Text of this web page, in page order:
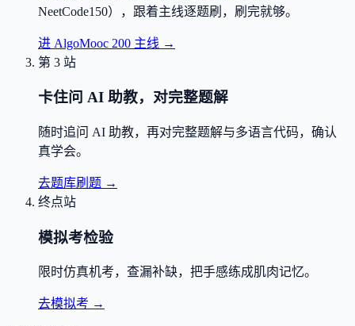
NeetCode150），跟着主线逐题刷，刷完就够。
进 AlgoMooc 200 主线 →
第 3 站
卡住问 AI 助教，对完整题解
随时追问 AI 助教，再对完整题解与多语言代码，确认
真学会。
去题库刷题 →
终点站
模拟考检验
限时仿真机考，查漏补缺，把手感练成肌肉记忆。
去模拟考 →